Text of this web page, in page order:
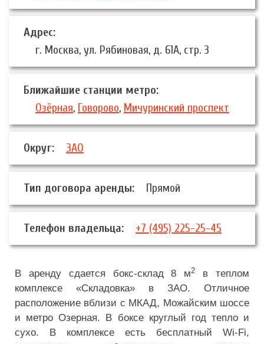
Адрес:
г. Москва, ул. Рябиновая, д. 61А, стр. 3
Ближайшие станции метро:
Озёрная, Говорово, Мичуринский проспект
Округ: ЗАО
Тип договора аренды: Прямой
Телефон владельца: +7 (495) 225-25-45
В аренду сдается бокс-склад 8 м2
в теплом
комплексе «Складовка» в ЗАО. Отличное
расположение вблизи с МКАД, Можайским шоссе
и метро Озерная. В боксе круглый год тепло и
сухо. В комплексе есть бесплатный Wi-Fi,